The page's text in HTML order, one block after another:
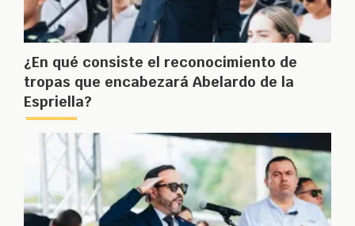
¿En qué consiste el reconocimiento de
tropas que encabezará Abelardo de la
Espriella?